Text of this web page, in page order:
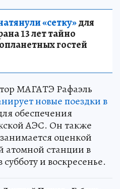
«сетку»для
13 лет тайно
гостей
МАГАТЭ Рафаэль
новые поездки в
обеспечения
АЭС. Он также
оценкой
станции в
субботу и воскресенье.